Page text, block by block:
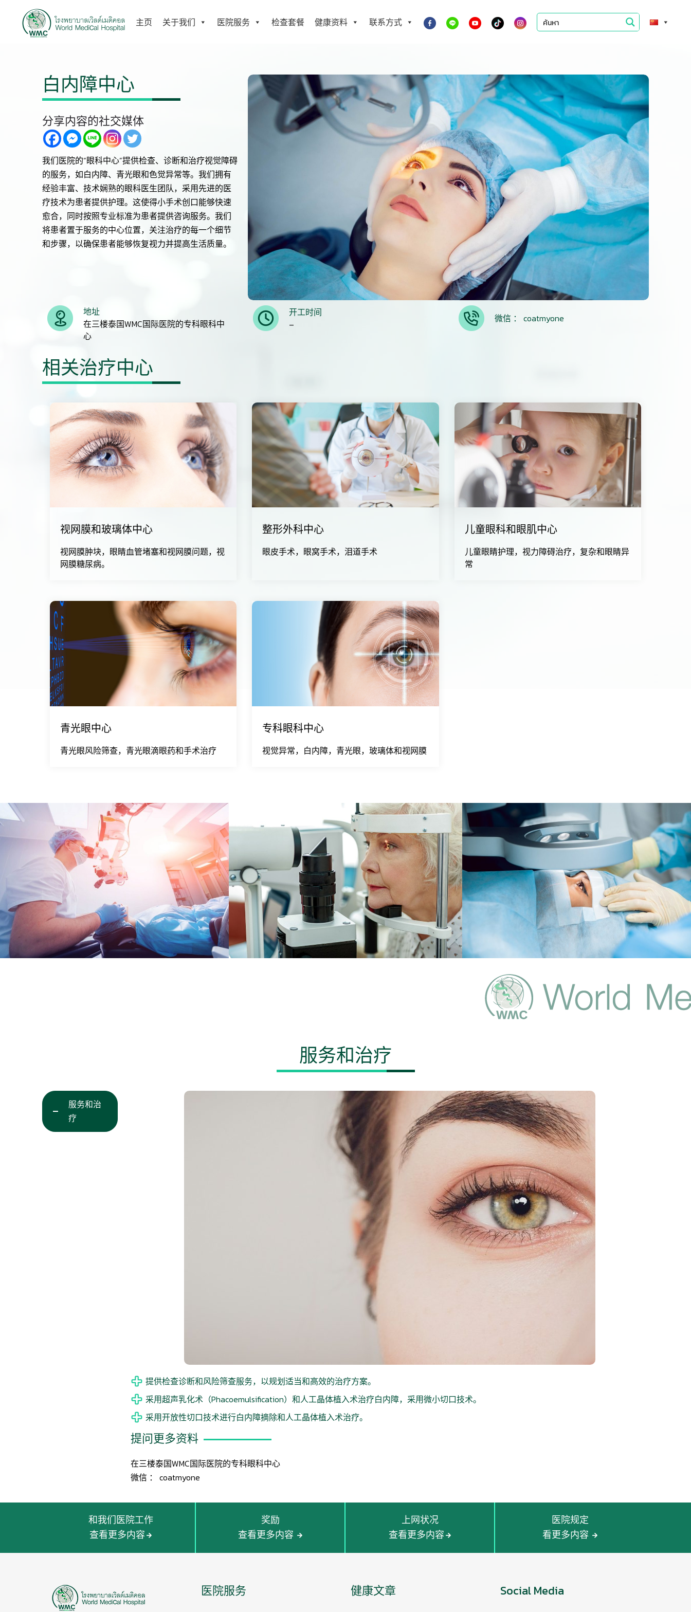
主页 关于我们 医院服务 检查套餐 健康资料 联系方式
白内障中心
分享内容的社交媒体
我们医院的“眼科中心”提供检查、诊断和治疗视觉障碍
的服务，如白内障、青光眼和色觉异常等。我们拥有
经验丰富、技术娴熟的眼科医生团队，采用先进的医
疗技术为患者提供护理。这使得小手术创口能够快速
愈合，同时按照专业标准为患者提供咨询服务。我们
将患者置于服务的中心位置，关注治疗的每一个细节
和步骤，以确保患者能够恢复视力并提高生活质量。
地址
在三楼泰国WMC国际医院的专科眼科中
心
开工时间
–
微信 ： coatmyone
相关治疗中心
视网膜和玻璃体中心
视网膜肿块，眼睛血管堵塞和视网膜问题，视
网膜糖尿病。
整形外科中心
眼皮手术，眼窝手术，泪道手术
儿童眼科和眼肌中心
儿童眼睛护理，视力障碍治疗，复杂和眼睛异
常
青光眼中心
青光眼风险筛查，青光眼滴眼药和手术治疗
专科眼科中心
视觉异常，白内障，青光眼，玻璃体和视网膜
服务和治疗
服务和治
疗
提供检查诊断和风险筛查服务，以规划适当和高效的治疗方案。
采用超声乳化术（Phacoemulsification）和人工晶体植入术治疗白内障，采用微小切口技术。
采用开放性切口技术进行白内障摘除和人工晶体植入术治疗。
提问更多资料
在三楼泰国WMC国际医院的专科眼科中心
微信 ： coatmyone
和我们医院工作
查看更多内容
奖励
查看更多内容
上网状况
查看更多内容
医院规定
看更多内容
医院服务 健康文章 Social Media